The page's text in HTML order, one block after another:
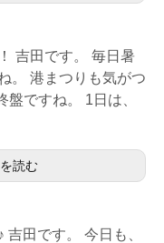
吉田です。 毎日暑
。 港まつりも気がつ
盤ですね。 1日は、
読む
田です。 今日も、